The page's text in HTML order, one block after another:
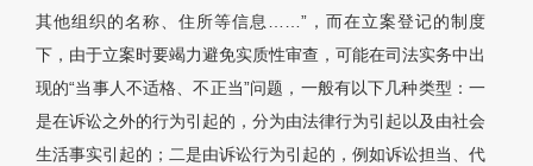
其他组织的名称、住所等信息……”，而在立案登记的制度
下，由于立案时要竭力避免实质性审查，可能在司法实务中出
现的“当事人不适格、不正当”问题，一般有以下几种类型：一
是在诉讼之外的行为引起的，分为由法律行为引起以及由社会
生活事实引起的；二是由诉讼行为引起的，例如诉讼担当、代